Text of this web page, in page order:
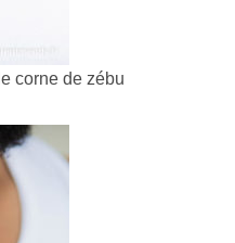
corne de zébu